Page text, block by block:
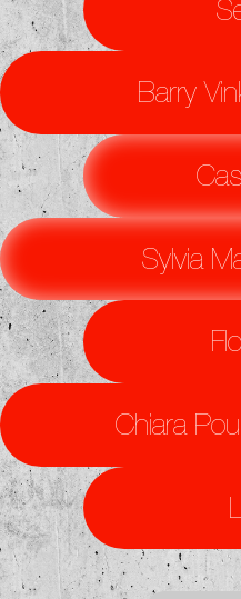
Barry
Sylvia
Chiara